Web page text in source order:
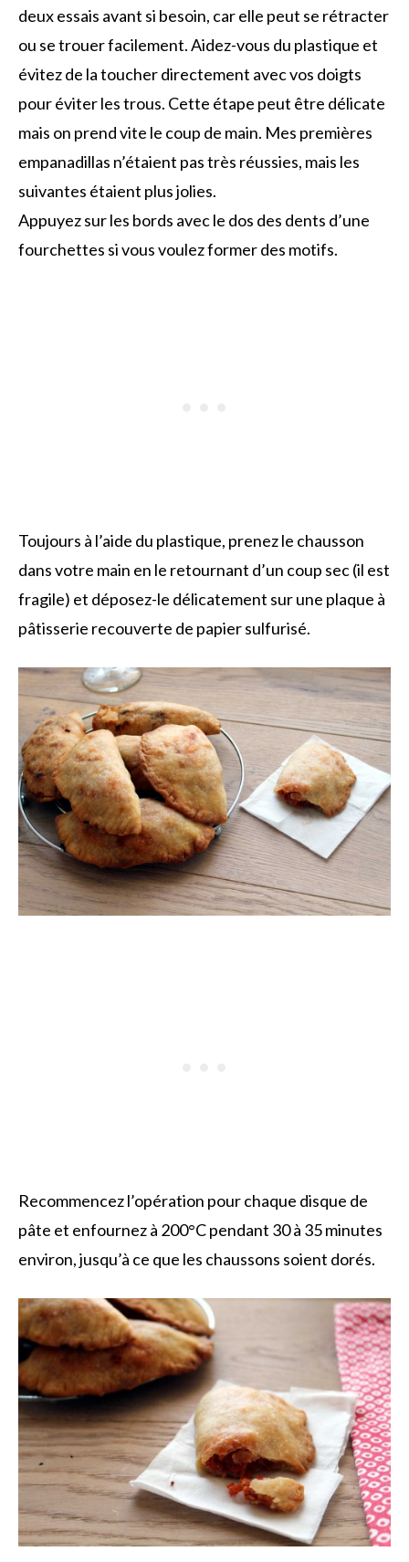
deux essais avant si besoin, car elle peut se rétracter
ou se trouer facilement. Aidez-vous du plastique et
évitez de la toucher directement avec vos doigts
pour éviter les trous. Cette étape peut être délicate
mais on prend vite le coup de main. Mes premières
empanadillas n’étaient pas très réussies, mais les
suivantes étaient plus jolies.
Appuyez sur les bords avec le dos des dents d’une
fourchettes si vous voulez former des motifs.
Toujours à l’aide du plastique, prenez le chausson
dans votre main en le retournant d’un coup sec (il est
fragile) et déposez-le délicatement sur une plaque à
pâtisserie recouverte de papier sulfurisé.
Recommencez l’opération pour chaque disque de
pâte et enfournez à 200°C pendant 30 à 35 minutes
environ, jusqu’à ce que les chaussons soient dorés.